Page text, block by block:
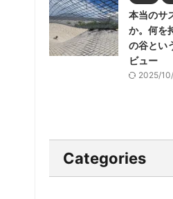
本当のサ
か。何を
の谷とい
ビュー
2025/
Categories